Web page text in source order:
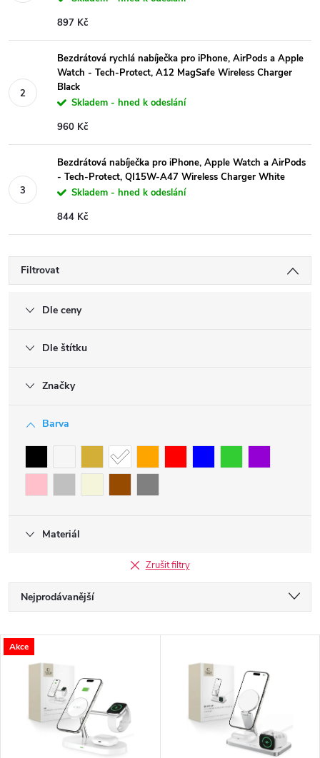
897 Kč
Bezdrátová rychlá nabíječka pro iPhone, AirPods a Apple
Watch - Tech-Protect, A12 MagSafe Wireless Charger
Black
Skladem - hned k odeslání
960 Kč
Bezdrátová nabíječka pro iPhone, Apple Watch a AirPods
- Tech-Protect, QI15W-A47 Wireless Charger White
Skladem - hned k odeslání
844 Kč
Filtrovat
Dle ceny
Dle štítku
Značky
Barva
Materiál
Zrušit filtry
Ř
a
Nejprodávanější
Nejdražší
Abecedně
V
Akce